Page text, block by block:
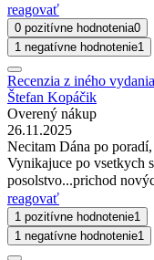
reagovať
0 pozitívne hodnotenia0
1 negatívne hodnotenie1
Recenzia z iného
Štefan Kopáčik
Overený nákup
26.11.2025
Necitam Dána po
Vynikajuce po vsetkych
posolstvo...prichod
reagovať
1 pozitívne hodnotenie1
1 negatívne hodnotenie1